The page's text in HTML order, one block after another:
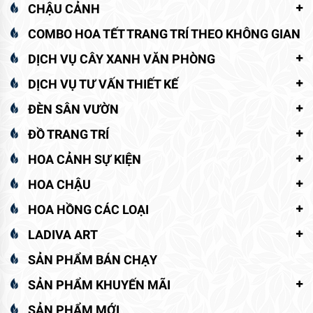
CHẬU CẢNH
COMBO HOA TẾT TRANG TRÍ THEO KHÔNG GIAN
DỊCH VỤ CÂY XANH VĂN PHÒNG
DỊCH VỤ TƯ VẤN THIẾT KẾ
ĐÈN SÂN VƯỜN
ĐỒ TRANG TRÍ
HOA CẢNH SỰ KIỆN
HOA CHẬU
HOA HỒNG CÁC LOẠI
LADIVA ART
SẢN PHẨM BÁN CHẠY
SẢN PHẨM KHUYẾN MÃI
SẢN PHẨM MỚI